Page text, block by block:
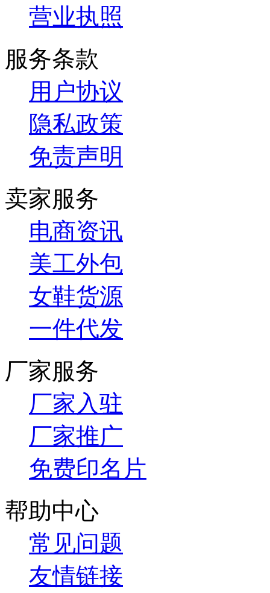
营业执照
服务条款
用户协议
隐私政策
免责声明
卖家服务
电商资讯
美工外包
女鞋货源
一件代发
厂家服务
厂家入驻
厂家推广
免费印名片
帮助中心
常见问题
友情链接